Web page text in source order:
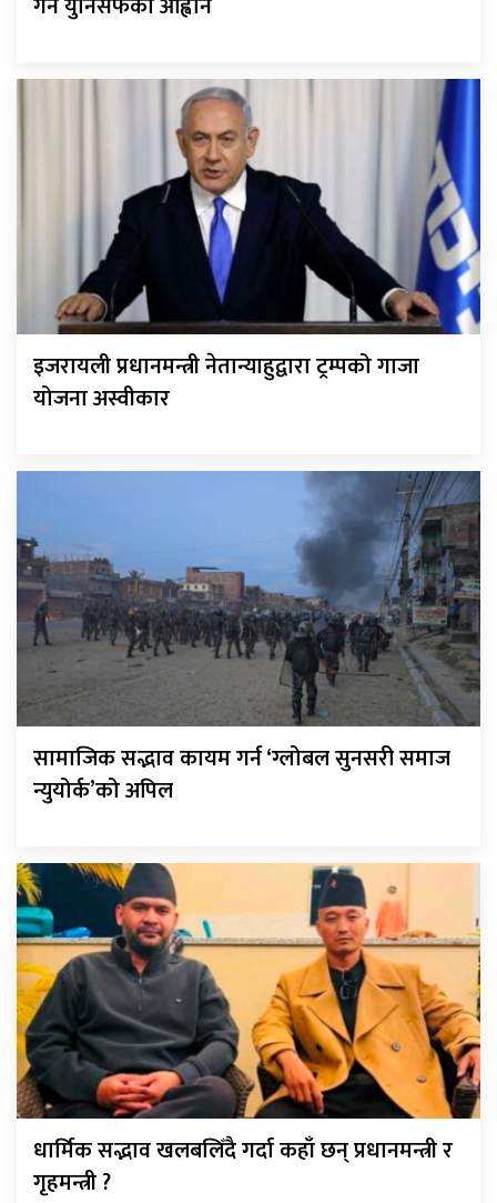
इजरायली प्रधानमन्त्री नेतान्याहुद्वारा ट्रम्पको गाजा
योजना अस्वीकार
सामाजिक सद्भाव कायम गर्न ‘ग्लोबल सुनसरी समाज
न्युयोर्क’को अपिल
धार्मिक सद्भाव खलबलिँदै गर्दा कहाँ छन् प्रधानमन्त्री र
गृहमन्त्री ?